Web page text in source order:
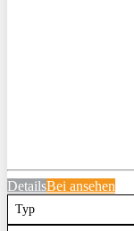
DetailsBei ansehen
Typ